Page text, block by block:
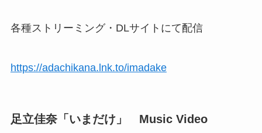
各種ストリーミング・DLサイトにて配信
https://adachikana.lnk.to/imadake
足立佳奈「いまだけ」 Music Video